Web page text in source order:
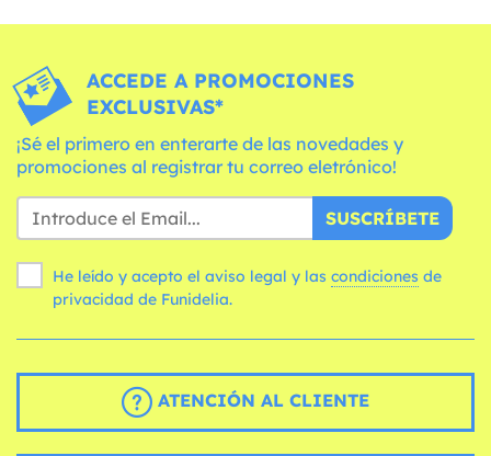
ACCEDE A PROMOCIONES
EXCLUSIVAS*
¡Sé el primero en enterarte de las novedades y
promociones al registrar tu correo eletrónico!
SUSCRÍBETE
He leído y acepto el aviso legal y las condiciones
privacidad de Funidelia.
ATENCIÓN AL CLIENTE